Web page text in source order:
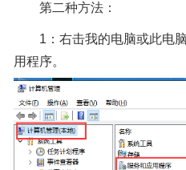
第二种方法：
1：右击我的电脑或此电脑
用程序。